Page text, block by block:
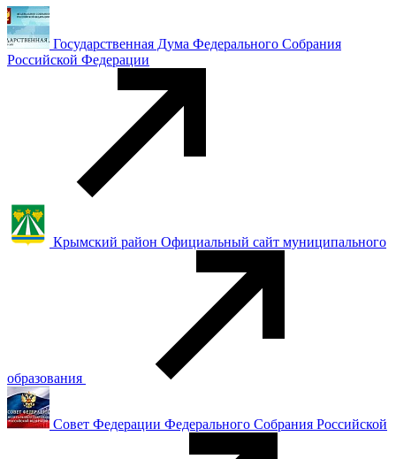
Государственная Дума Федерального Собрания
Российской Федерации
Крымский район Официальный сайт муниципального
образования
Совет Федерации Федерального Собрания Российской